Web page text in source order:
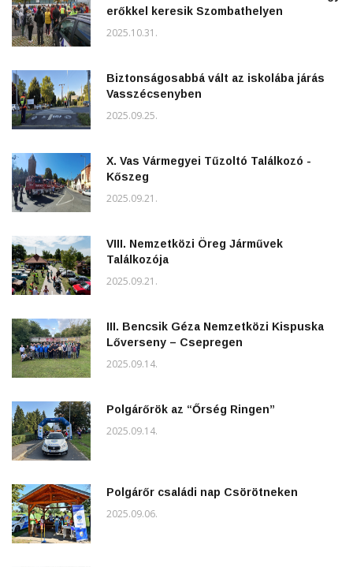
erőkkel keresik Szombathelyen
2025.10.31.
Biztonságosabbá vált az iskolába járás
Vasszécsenyben
2025.09.25.
X. Vas Vármegyei Tűzoltó Találkozó -
Kőszeg
2025.09.21.
VIII. Nemzetközi Öreg Járművek
Találkozója
2025.09.21.
III. Bencsik Géza Nemzetközi Kispuska
Lőverseny – Csepregen
2025.09.14.
Polgárőrök az “Őrség Ringen”
2025.09.14.
Polgárőr családi nap Csörötneken
2025.09.06.